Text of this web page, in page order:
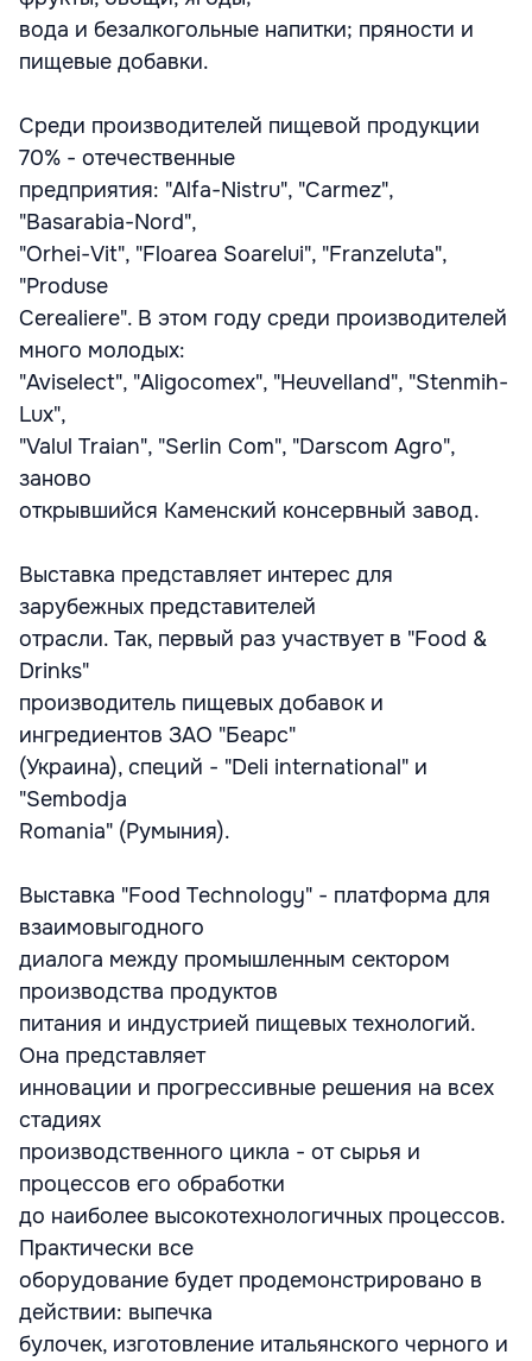
вода и безалкогольные напитки; пряности и
пищевые добавки.
Среди производителей пищевой продукции
70% - отечественные
предприятия: "Alfa-Nistru", "Carmez",
"Basarabia-Nord",
"Orhei-Vit", "Floarea Soarelui", "Franzeluta",
"Produse
Cerealiere". В этом году среди производителей
много молодых:
"Aviselect", "Aligocomex", "Heuvelland", "Stenmih-
Lux",
"Valul Traian", "Serlin Com", "Darscom Agro",
заново
открывшийся Каменский консервный завод.
Выставка представляет интерес для
зарубежных представителей
отрасли. Так, первый раз участвует в "Food &
Drinks"
производитель пищевых добавок и
ингредиентов ЗАО "Бeарс"
(Украина), специй - "Deli international" и
"Sembodja
Romania" (Румыния).
Выставка "Food Technology" - платформа для
взаимовыгодного
диалога между промышленным сектором
производства продуктов
питания и индустрией пищевых технологий.
Она представляет
инновации и прогрессивные решения на всех
стадиях
производственного цикла - от сырья и
процессов его обработки
до наиболее высокотехнологичных процессов.
Практически все
оборудование будет продемонстрировано в
действии: выпечка
булочек, изготовление итальянского черного и